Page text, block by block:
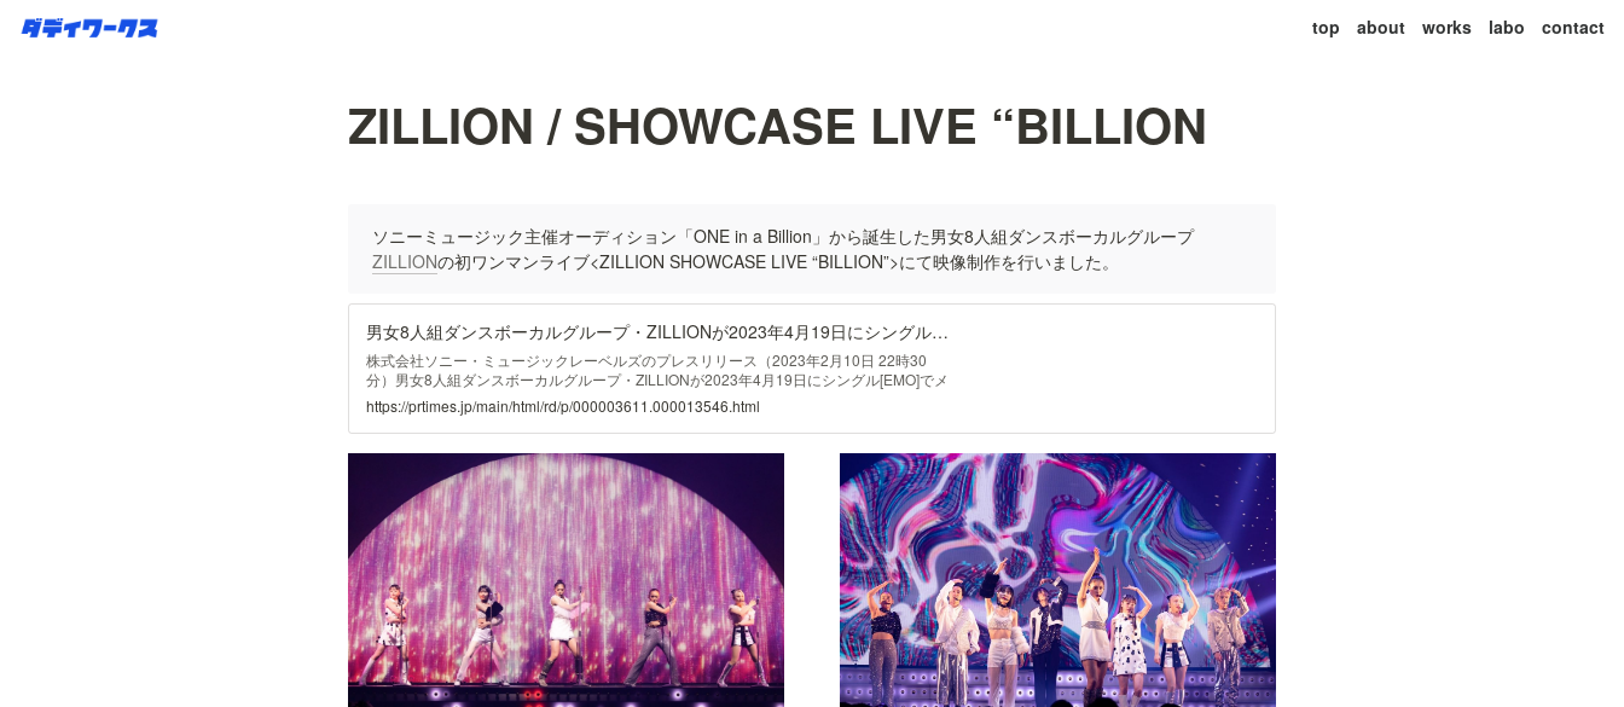
top about works labo contact
ZILLION / SHOWCASE LIVE “BILLION
ソニーミュージック主催オーディション「ONE in a Billion」から誕生した男女8人組ダンスボーカルグループ
ZILLIONの初ワンマンライブ<ZILLION SHOWCASE LIVE “BILLION”>にて映像制作を行いました。
男女8人組ダンスボーカルグループ・ZILLIONが2023年4月19日にシングル「EMO」でメジャーデビュー決定！本日開催の初ワンマンライブのライブレポートも到着！
株式会社ソニー・ミュージックレーベルズのプレスリリース（2023年2月10日 22時30
分）男女8人組ダンスボーカルグループ・ZILLIONが2023年4月19日にシングル[EMO]でメ
ジャーデビュー決定！本日開催の初ワンマンライブのライブレポートも到着！
https://prtimes.jp/main/html/rd/p/000003611.000013546.html